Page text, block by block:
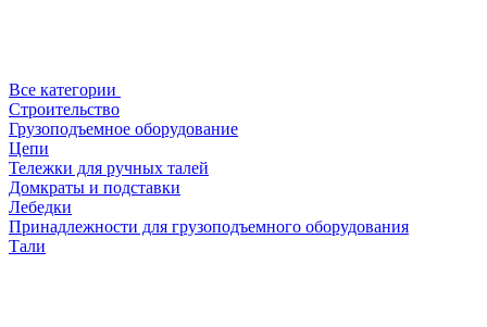
Все категории
Строительство
Грузоподъемное оборудование
Цепи
Тележки для ручных талей
Домкраты и подставки
Лебедки
Принадлежности для грузоподъемного оборудования
Тали